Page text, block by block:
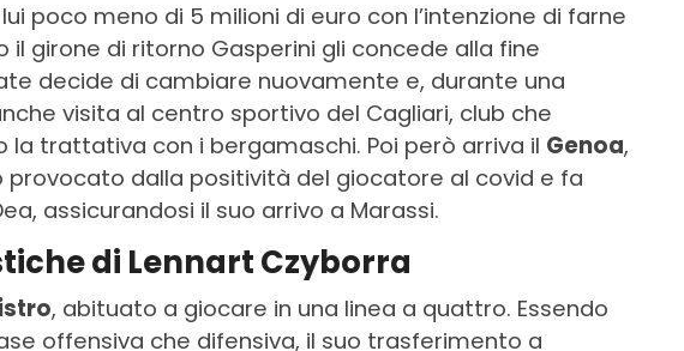
poco meno di 5 milioni di euro con l’intenzione di farne
girone di ritorno Gasperini gli concede alla fine
decide di cambiare nuovamente e, durante una
visita al centro sportivo del Cagliari, club che
la trattativa con i bergamaschi. Poi però arriva il Genoa,
dalla positività del giocatore al covid e fa
assicurandosi il suo arrivo a Marassi.
di Lennart Czyborra
, abituato a giocare in una linea a quattro. Essendo
offensiva che difensiva, il suo trasferimento a